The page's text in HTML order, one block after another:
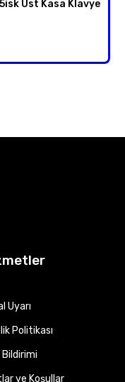
Üst Kasa Klavye
Uyarı
Politikası
Bildirimi
ve Koşullar